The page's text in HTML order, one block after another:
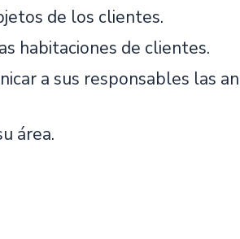
de los clientes.
habitaciones de clientes.
a sus responsables las
área.